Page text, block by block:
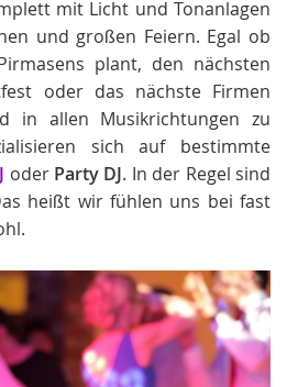
mit Licht und Tonanlagen
und großen Feiern. Egal ob
plant, den nächsten
oder das nächste Firmen
in allen Musikrichtungen zu
sich auf bestimmte
oder Party DJ. In der Regel sind
heißt wir fühlen uns bei fast